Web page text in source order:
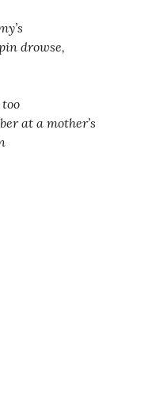
drowse,
at a mother’s